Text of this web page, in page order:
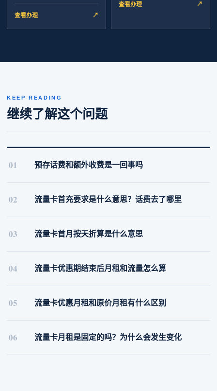
查看办理 ↗
查看办理 ↗
KEEP READING
继续了解这个问题
01 预存话费和额外收费是一回事吗
02 流量卡首充要求是什么意思？话费去了哪里
03 流量卡首月按天折算是什么意思
04 流量卡优惠期结束后月租和流量怎么算
05 流量卡优惠月租和原价月租有什么区别
06 流量卡月租是固定的吗？为什么会发生变化